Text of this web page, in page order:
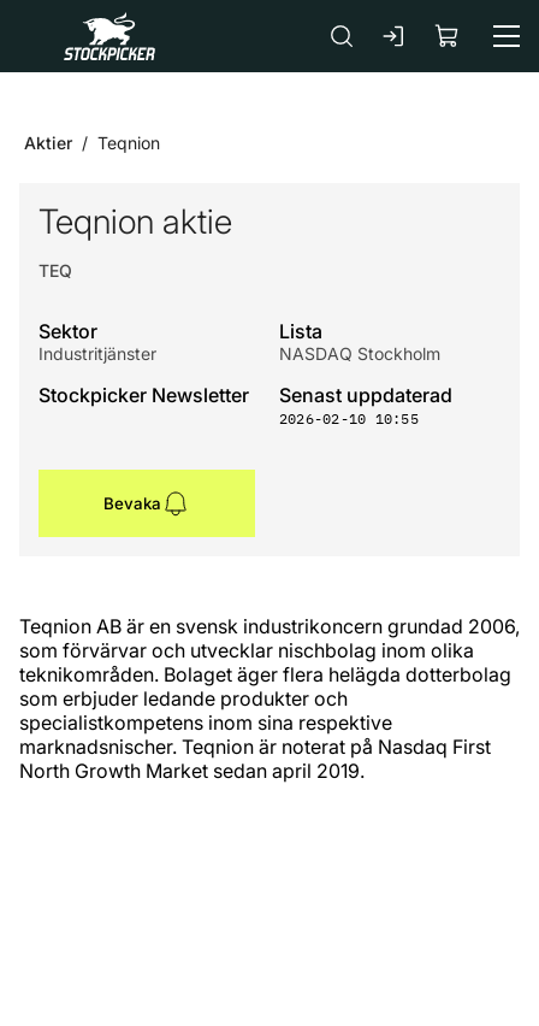
Gå till huvudinnehåll
Aktier Teqnion
Teqnion aktie
TEQ
Sektor
Industritjänster
Lista
NASDAQ Stockholm
Stockpicker Newsletter Senast uppdaterad
2026-02-10 10:55
Bevaka
Teqnion AB är en svensk industrikoncern grundad 2006,
som förvärvar och utvecklar nischbolag inom olika
teknikområden. Bolaget äger flera helägda dotterbolag
som erbjuder ledande produkter och
specialistkompetens inom sina respektive
marknadsnischer. Teqnion är noterat på Nasdaq First
North Growth Market sedan april 2019.